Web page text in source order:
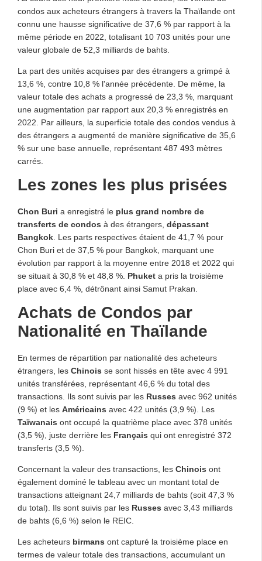
condos aux acheteurs étrangers à travers la Thaïlande ont
connu une hausse significative de 37,6 % par rapport à la
même période en 2022, totalisant 10 703 unités pour une
valeur globale de 52,3 milliards de bahts.
La part des unités acquises par des étrangers a grimpé à
13,6 %, contre 10,8 % l'année précédente. De même, la
valeur totale des achats a progressé de 23,3 %, marquant
une augmentation par rapport aux 20,3 % enregistrés en
2022. Par ailleurs, la superficie totale des condos vendus à
des étrangers a augmenté de manière significative de 35,6
% sur une base annuelle, représentant 487 493 mètres
carrés.
Les zones les plus prisées
Chon Buri a enregistré le plus grand nombre de
transferts de condos à des étrangers, dépassant
Bangkok . Les parts respectives étaient de 41,7 % pour
Chon Buri et de 37,5 % pour Bangkok, marquant une
évolution par rapport à la moyenne entre 2018 et 2022 qui
se situait à 30,8 % et 48,8 %. Phuket a pris la troisième
place avec 6,4 %, détrônant ainsi Samut Prakan.
Achats de Condos par
Nationalité en Thaïlande
En termes de répartition par nationalité des acheteurs
étrangers, les Chinois se sont hissés en tête avec 4 991
unités transférées, représentant 46,6 % du total des
transactions. Ils sont suivis par les Russes avec 962 unités
(9 %) et les Américains avec 422 unités (3,9 %). Les
Taïwanais ont occupé la quatrième place avec 378 unités
(3,5 %), juste derrière les Français qui ont enregistré 372
transferts (3,5 %).
Concernant la valeur des transactions, les Chinois ont
également dominé le tableau avec un montant total de
transactions atteignant 24,7 milliards de bahts (soit 47,3 %
du total). Ils sont suivis par les Russes avec 3,43 milliards
de bahts (6,6 %) selon le REIC.
Les acheteurs birmans ont capturé la troisième place en
termes de valeur totale des transactions, accumulant un